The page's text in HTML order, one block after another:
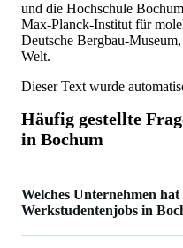
und die Hochschule
Max-Planck-Institut für
Deutsche Bergbau-
Welt.
Dieser Text wurde
Häufig gestellte
in Bochum
Welches Unternehmen hat
Werkstudentenjobs in